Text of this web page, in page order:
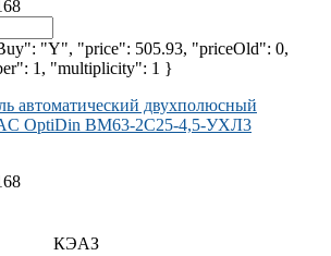
"Y", "price": 505.93, "priceOld": 0,
1, "multiplicity": 1 }
КЭАЗ